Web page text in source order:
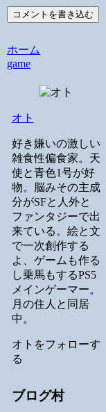
コメントを書き込む
ホーム
game
オト
好き嫌いの激しい
雑食性偏食家。天
使と青色1号が好
物。脳みその主成
分がSFと人外と
ファンタジーで出
来ている。絵と文
で一次創作する
よ、ゲームも作る
し乗馬もするPS5
メインゲーマー。
月の住人と同居
中。
オトをフォローす
る
ブログ村